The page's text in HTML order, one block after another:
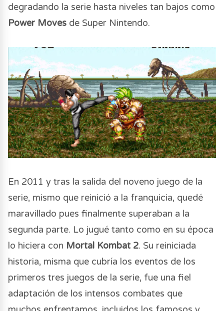
degradando la serie hasta niveles tan bajos como
Power Moves de Super Nintendo.
En 2011 y tras la salida del noveno juego de la
serie, mismo que reinició a la franquicia, quedé
maravillado pues finalmente superaban a la
segunda parte. Lo jugué tanto como en su época
lo hiciera con Mortal Kombat 2. Su reiniciada
historia, misma que cubría los eventos de los
primeros tres juegos de la serie, fue una fiel
adaptación de los intensos combates que